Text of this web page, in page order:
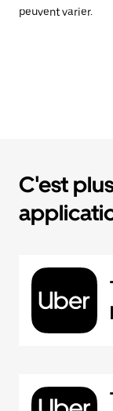
peuvent varier.
C'est